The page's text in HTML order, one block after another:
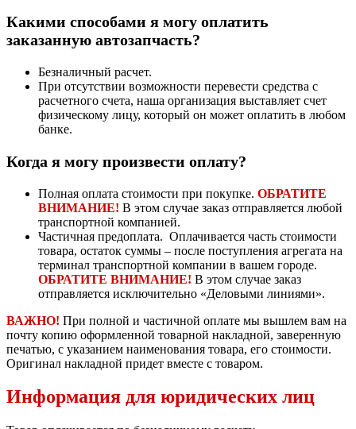
Какими способами я могу оплатить
заказанную автозапчасть?
Безналичный расчет.
При отсутствии возможности перевести средства с
расчетного счета, наша организация выставляет счет
физическому лицу, который он может оплатить в любом
банке.
Когда я могу произвести оплату?
Полная оплата стоимости при покупке. ОБРАТИТЕ
ВНИМАНИЕ! В этом случае заказ отправляется любой
транспортной компанией.
Частичная предоплата. Оплачивается часть стоимости
товара, остаток суммы – после поступления агрегата на
терминал транспортной компании в вашем городе.
ОБРАТИТЕ ВНИМАНИЕ! В этом случае заказ
отправляется исключительно «Деловыми линиями».
ВАЖНО! При полной и частичной оплате мы вышлем вам на
почту копию оформленной товарной накладной, заверенную
печатью, с указанием наименования товара, его стоимости.
Оригинал накладной придет вместе с товаром.
Информация для юридических лиц